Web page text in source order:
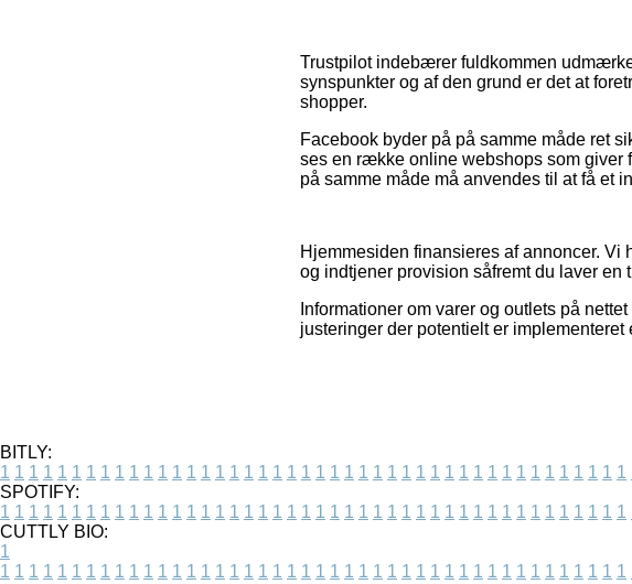
Trustpilot indebærer fuldkommen
synspunkter og af den grund er det at
shopper.
Facebook byder på på samme måde ret
ses en række online webshops som giver
på samme måde må anvendes til at få et
Hjemmesiden finansieres af annoncer.
og indtjener provision såfremt du laver en
Informationer om varer og outlets på
justeringer der potentielt er
BITLY:
1 1 1 1 1 1 1 1 1 1 1 1 1 1 1 1 1 1 1 1 1 1 1 1 1 1 1 1 1 1 1 1 1 1 1 1 1 1 1 1 1 1 1 1
SPOTIFY:
1 1 1 1 1 1 1 1 1 1 1 1 1 1 1 1 1 1 1 1 1 1 1 1 1 1 1 1 1 1 1 1 1 1 1 1 1 1 1 1 1 1 1 1
CUTTLY BIO:
1
1 1 1 1 1 1 1 1 1 1 1 1 1 1 1 1 1 1 1 1 1 1 1 1 1 1 1 1 1 1 1 1 1 1 1 1 1 1 1 1 1 1 1 1